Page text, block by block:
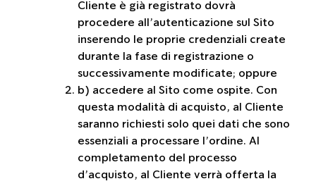
Cliente è già registrato dovrà
procedere all’autenticazione sul Sito
inserendo le proprie credenziali create
durante la fase di registrazione o
successivamente modificate; oppure
b) accedere al Sito come ospite. Con
questa modalità di acquisto, al Cliente
saranno richiesti solo quei dati che sono
essenziali a processare l’ordine. Al
completamento del processo
d’acquisto, al Cliente verrà offerta la